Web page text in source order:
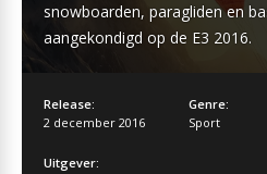
snowboarden, paragliden en
aangekondigd op de E3 2016.
Release:
2 december 2016
Genre:
Sport
Uitgever: